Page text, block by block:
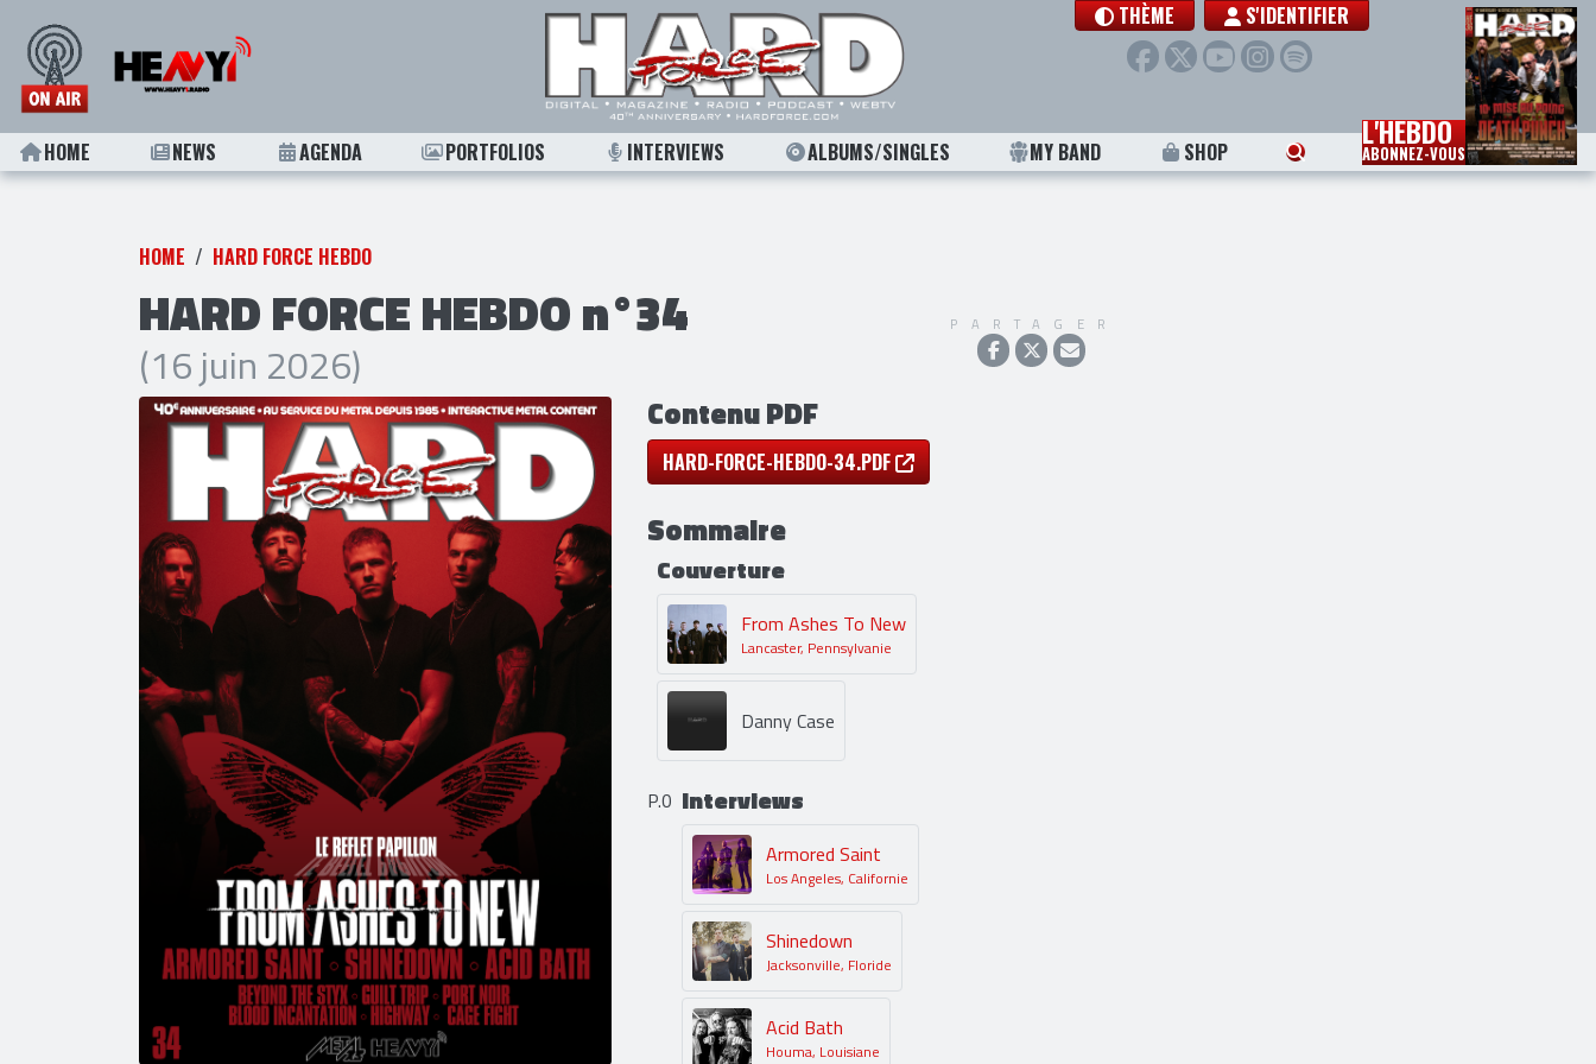
THÈME S'IDENTIFIER
HOME NEWS AGENDA PORTFOLIOS INTERVIEWS ALBUMS/SINGLES MY BAND SHOP L'HEBDO
ABONNEZ-VOUS
HOME HARD FORCE HEBDO
HARD FORCE HEBDO n°34
(16 juin 2026)
PARTAGER
Contenu PDF
HARD-FORCE-HEBDO-34.PDF
Sommaire
Couverture
From Ashes To New
Lancaster, Pennsylvanie
Danny Case
P.0 Interviews
Armored Saint
Los Angeles, Californie
Shinedown
Jacksonville, Floride
Acid Bath
Houma, Louisiane